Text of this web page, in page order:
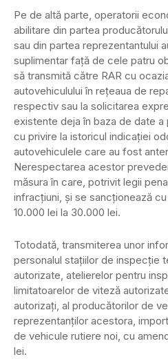
Pe de altă parte, operatorii
abilitare din partea
sau din partea reprezentantului
suplimentar faţă de cele patru
să transmită către RAR cu
autovehiculului în reţeaua de
respectiv sau la solicitarea
existente deja în baza de date
cu privire la istoricul indicaţiei
autovehiculele care au fost
Nerespectarea acestor
măsura în care, potrivit legii
infracţiuni, şi se sancţionează
10.000 lei la 30.000 lei.
Totodată, transmiterea unor
personalul stațiilor de inspecție
autorizate, atelierelor pentru
limitatoarelor de viteză
autorizați, al producătorilor de
reprezentanților acestora,
de vehicule rutiere noi, cu
lei.